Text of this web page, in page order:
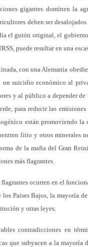
gigantes dominen la
deben ser
el guión original, el
puede resultar en una
con una Alemania
un suicidio económico al
y al público a depender
para reducir las
están promoviendo la
litio y otros minerales
de la mafia del Gran
más flagrantes.
ocurren en el
Países Bajos, la mayoría
y otras leyes.
contradicciones en
que subyacen a la